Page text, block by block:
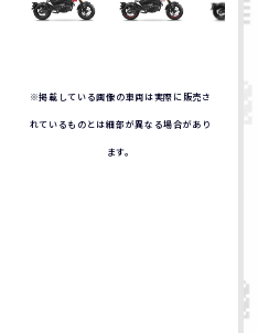
※掲載している画像の車両は実際に販売さ
れているものとは細部が異なる場合があり
ます。